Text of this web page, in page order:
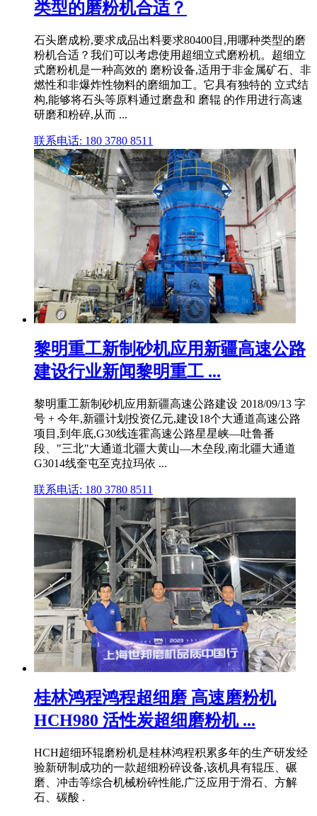
类型的磨粉机合适？
石头磨成粉,要求成品出料要求80400目,用哪种类型的磨
粉机合适？我们可以考虑使用超细立式磨粉机。超细立
式磨粉机是一种高效的 磨粉设备,适用于非金属矿石、非
燃性和非爆炸性物料的磨细加工。它具有独特的 立式结
构,能够将石头等原料通过磨盘和 磨辊 的作用进行高速
研磨和粉碎,从而 ...
联系电话: 180 3780 8511
黎明重工新制砂机应用新疆高速公路
建设行业新闻黎明重工 ...
黎明重工新制砂机应用新疆高速公路建设 2018/09/13 字
号 + 今年,新疆计划投资亿元,建设18个大通道高速公路
项目,到年底,G30线连霍高速公路星星峡—吐鲁番
段、"三北"大通道北疆大黄山—木垒段,南北疆大通道
G3014线奎屯至克拉玛依 ...
联系电话: 180 3780 8511
桂林鸿程鸿程超细磨 高速磨粉机
HCH980 活性炭超细磨粉机 ...
HCH超细环辊磨粉机是桂林鸿程积累多年的生产研发经
验新研制成功的一款超细粉碎设备,该机具有辊压、碾
磨、冲击等综合机械粉碎性能,广泛应用于滑石、方解
石、碳酸 .